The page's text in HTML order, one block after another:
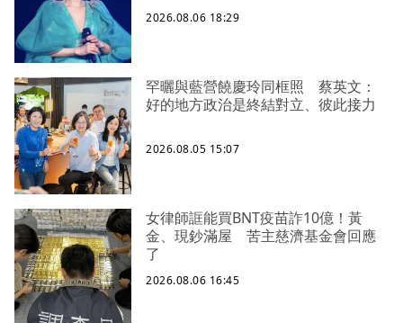
2026.08.06 18:29
罕曬與藍營饒慶玲同框照 蔡英文：
好的地方政治是終結對立、彼此接力
2026.08.05 15:07
女律師誆能買BNT疫苗詐10億！黃
金、現鈔滿屋 苦主慈濟基金會回應
了
2026.08.06 16:45